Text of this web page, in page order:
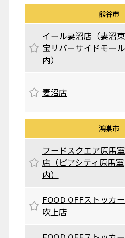
熊谷市
イール妻沼店（妻沼東
宝リバーサイドモール
内）
妻沼店
鴻巣市
フードスクエア原馬室
店（ピアシティ原馬室
内）
FOOD OFFストッカー
吹上店